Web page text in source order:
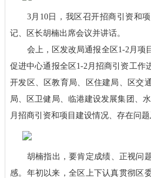
3月10日，我区召开招商引资和
记、区长胡楠出席会议并讲话。
会上，区发改局通报全区1-2月项
促进中心通报全区1-2月招商引资工作
开发区、区教育局、区住建局、区交
局、区卫健局、临港建设发展集团、
月招商引资和项目建设情况、存在问题
胡楠指出，要肯定成绩、正视问
感。年初以来，全区上下认真贯彻区